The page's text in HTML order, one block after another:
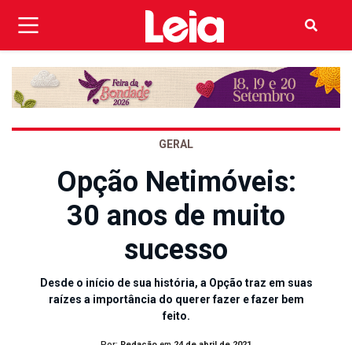
GERAL
Opção Netimóveis:
30 anos de muito
sucesso
Desde o início de sua história, a Opção traz em suas
raízes a importância do querer fazer e fazer bem
feito.